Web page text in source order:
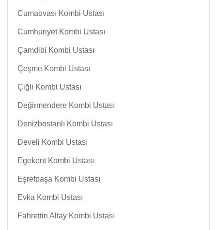
Cumaovası Kombi Ustası
Cumhuriyet Kombi Ustası
Çamdibi Kombi Ustası
Çeşme Kombi Ustası
Çiğli Kombi Ustası
Değirmendere Kombi Ustası
Denizbostanlı Kombi Ustası
Develi Kombi Ustası
Egekent Kombi Ustası
Eşrefpaşa Kombi Ustası
Evka Kombi Ustası
Fahrettin Altay Kombi Ustası